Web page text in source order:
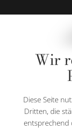
* Alle Preise inkl.
Diese Website ist
Wir
Diese Seite
Dritten, die
entsprechend